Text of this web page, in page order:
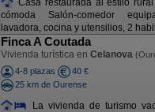
cómoda Salón-comedor
lavadora, cocina y utensilios, 2
Finca A Coutada
Vivienda turística en Celanova
4-8 plazas
40 €
25 km de Ourense
La vivienda de turismo